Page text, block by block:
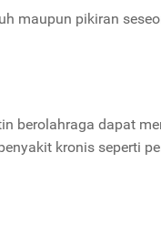
maupun pikiran
berolahraga dapat
kronis seperti